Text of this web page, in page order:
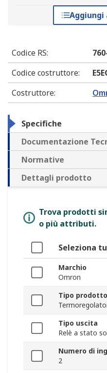
Codice RS:
Codice costruttore:
Costruttore:
Specifiche
Documentazione
Normative
Dettagli prodotto
Trova prodotti
o più attributi.
Seleziona
Marchio
Omron
Tipo prodotto
Tipo uscita
Relè a stato
Numero di
2